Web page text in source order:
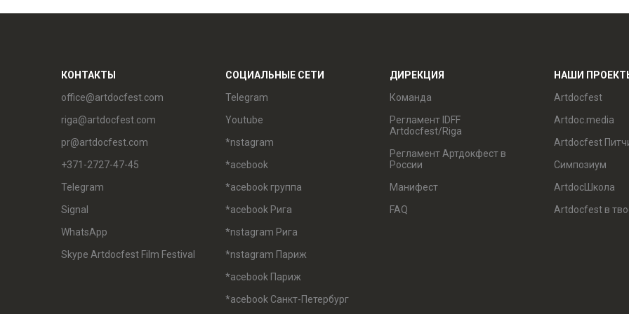
КОНТАКТЫ
office@artdocfest.com
riga@artdocfest.com
pr@artdocfest.com
+371-2727-47-45
Telegram
Signal
WhatsApp
Skype Artdocfest Film Festival
СОЦИАЛЬНЫЕ СЕТИ
Telegram
Youtube
*nstagram
*acebook
*acebook группа
*acebook Рига
*nstagram Рига
*nstagram Париж
*acebook Париж
*acebook Санкт-Петербург
ДИРЕКЦИЯ
Команда
Регламент IDFF
Artdocfest/Riga
Регламент Артдокфест в
России
Манифест
FAQ
НАШИ
Artdocfest
Artdoc.media
Artdocfest
Симпозиум
ArtdocШкола
Artdocfest в